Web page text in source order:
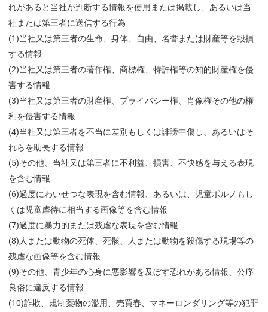
れがあると当社が判断する情報を使用または掲載し、あるいは当
社または第三者に送信する行為
(1)当社又は第三者の生命、身体、自由、名誉または財産等を毀損
する情報
(2)当社又は第三者の著作権、商標権、特許権等の知的財産権を侵
害する情報
(3)当社又は第三者の財産権、プライバシー権、肖像権その他の権
利を侵害する情報
(4)当社又は第三者を不当に差別もしくは誹謗中傷し、あるいはそ
れらを助長する情報
(5)その他、当社又は第三者に不利益、損害、不快感を与える表現
を含む情報
(6)過度にわいせつな表現を含む情報、あるいは、児童ポルノもし
くは児童虐待に相当する画像等を含む情報
(7)過度に暴力的または残虐な表現を含む情報
(8)人または動物の死体、死骸、人または動物を殺傷する現場等の
残虐な画像等を含む情報
(9)その他、青少年の心身に悪影響を及ぼす恐れがある情報、公序
良俗に違反する情報
(10)詐欺、規制薬物の濫用、売買春、マネーロンダリング等の犯罪